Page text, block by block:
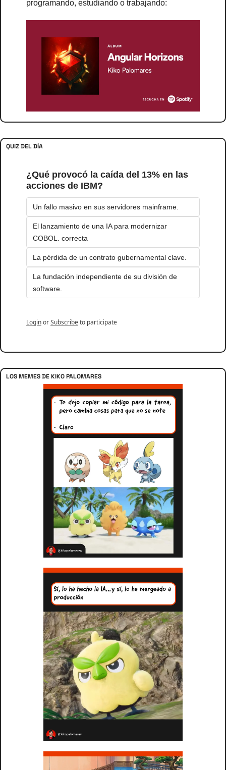
programando, estudiando o trabajando:
QUIZ DEL DÍA
¿Qué provocó la caída del 13% en las
acciones de IBM?
Un fallo masivo en sus servidores mainframe.
El lanzamiento de una IA para modernizar
COBOL. correcta
La pérdida de un contrato gubernamental clave.
La fundación independiente de su división de
software.
LoginorSubscribeto participate
LOS MEMES DE KIKO PALOMARES